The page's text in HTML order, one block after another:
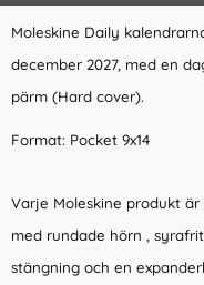
Moleskine Daily
december 2027, med en
pärm (Hard cover).
Format: Pocket 9x14
Varje Moleskine produkt
med rundade hörn ,
stängning och en